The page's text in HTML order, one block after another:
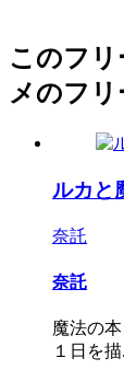
このフ
メのフ
ルカと
奈託
奈託
魔法の
１日を描